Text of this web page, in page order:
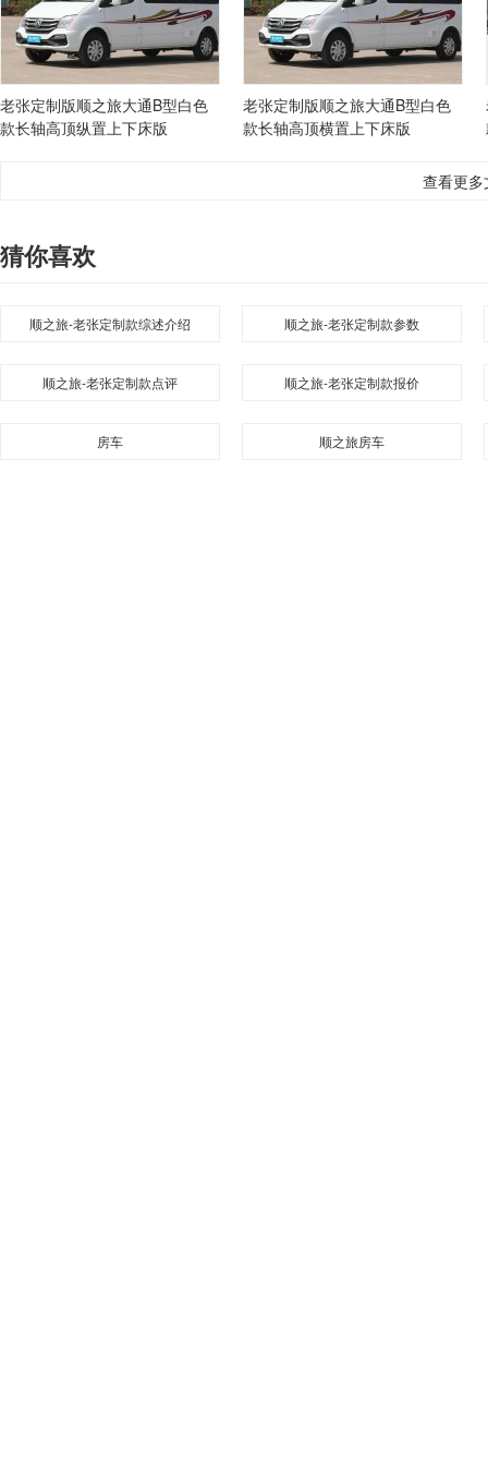
老张定制版顺之旅大通B型白色
款长轴高顶纵置上下床版
老张定制版顺之旅大通B型白色
款长轴高顶横置上下床版
查看更多
猜你喜欢
顺之旅-老张定制款综述介绍 顺之旅-老张定制款参数
顺之旅-老张定制款点评 顺之旅-老张定制款报价
房车 顺之旅房车